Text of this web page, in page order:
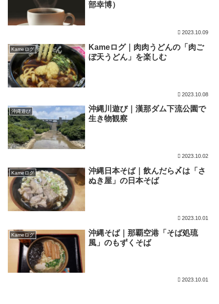
部幸博）
2023.10.09
Kameログ
Kameログ｜肉肉うどんの「肉ご
ぼ天うどん」を楽しむ
2023.10.08
沖縄遊び
沖縄川遊び｜漢那ダム下流公園で
生き物観察
2023.10.02
Kameログ
沖縄日本そば｜飲んだら〆は「さ
ぬき屋」の日本そば
2023.10.01
Kameログ
沖縄そば｜那覇空港「そば処琉
風」のもずくそば
2023.10.01